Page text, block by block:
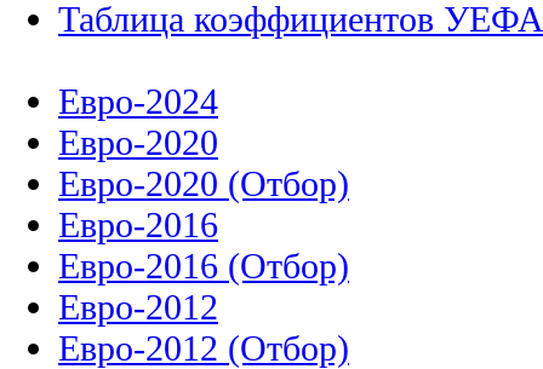
Таблица коэффициентов УЕФА
Евро-2024
Евро-2020
Евро-2020 (Отбор)
Евро-2016
Евро-2016 (Отбор)
Евро-2012
Евро-2012 (Отбор)